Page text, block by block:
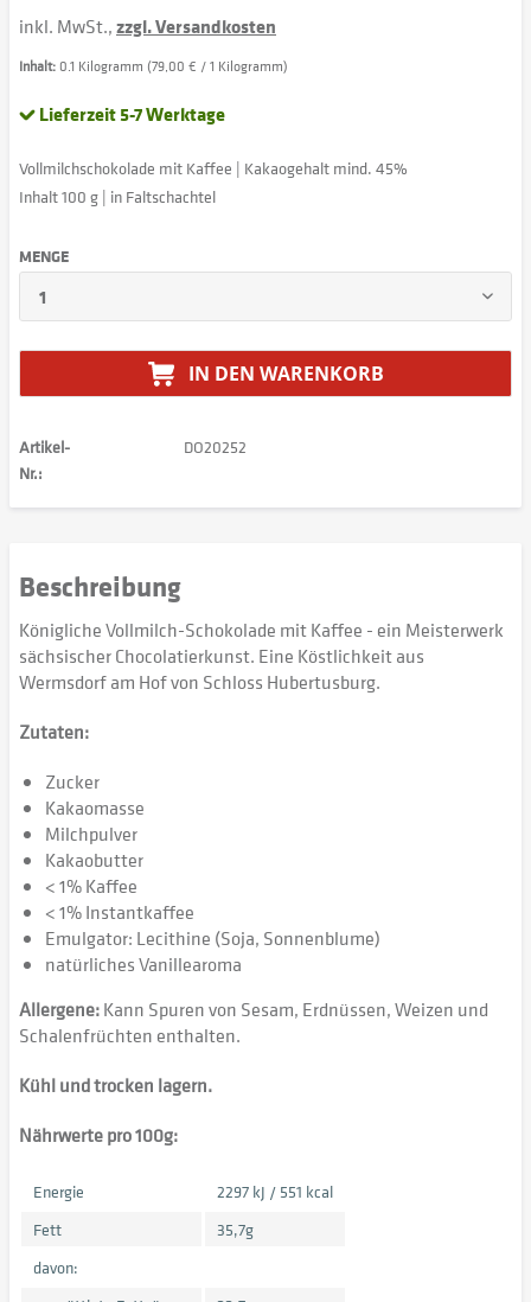
inkl. MwSt.,zzgl. Versandkosten
Inhalt: 0.1 Kilogramm (79,00 € / 1 Kilogramm)
Lieferzeit 5-7 Werktage
Vollmilchschokolade mit Kaffee | Kakaogehalt mind. 45%
Inhalt 100 g | in Faltschachtel
MENGE
IN DEN WARENKORB
Artikel-
Nr.:
DO20252
Beschreibung
Königliche Vollmilch-Schokolade mit Kaffee - ein Meisterwerk
sächsischer Chocolatierkunst. Eine Köstlichkeit aus
Wermsdorf am Hof von Schloss Hubertusburg.
Zutaten:
Zucker
Kakaomasse
Milchpulver
Kakaobutter
< 1% Kaffee
< 1% Instantkaffee
Emulgator: Lecithine (Soja, Sonnenblume)
natürliches Vanillearoma
Allergene:Kann Spuren von Sesam, Erdnüssen, Weizen und
Schalenfrüchten enthalten.
Kühl und trocken lagern.
Nährwerte pro 100g:
Energie
2297 kJ / 551 kcal
Fett
35,7g
davon: